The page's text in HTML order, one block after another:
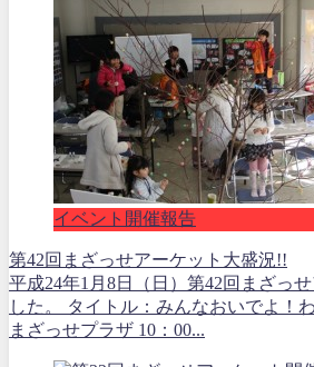
イベント開催報告
第42回まざっせアーケット大盛況!!
平成24年1月8日（日）第42回まざっ
した。 タイトル：みんなおいでよ！
まざっせプラザ 10：00...